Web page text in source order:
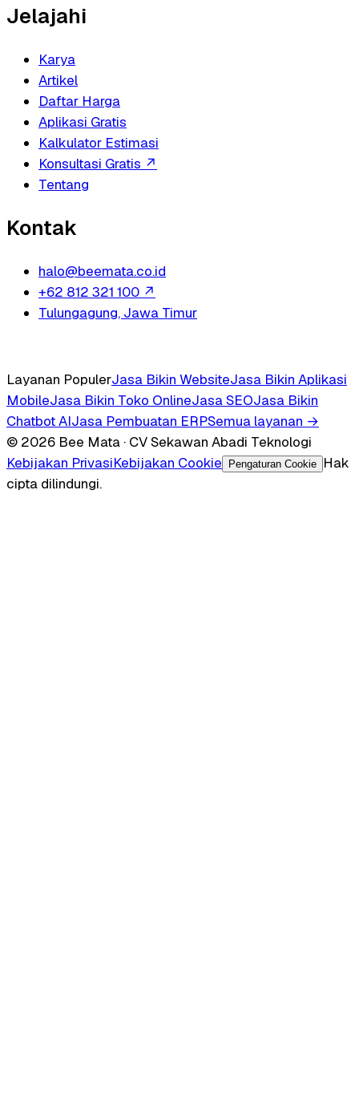
Jelajahi
Karya
Artikel
Daftar Harga
Aplikasi Gratis
Kalkulator Estimasi
Konsultasi Gratis ↗
Tentang
Kontak
halo@beemata.co.id
+62 812 321 100 ↗
Tulungagung, Jawa Timur
Layanan PopulerJasa Bikin WebsiteJasa Bikin Aplikasi
MobileJasa Bikin Toko OnlineJasa SEOJasa Bikin
Chatbot AIJasa Pembuatan ERPSemua layanan →
© 2026 Bee Mata · CV Sekawan Abadi Teknologi
Kebijakan PrivasiKebijakan Cookie Pengaturan Cookie
Hak
cipta dilindungi.